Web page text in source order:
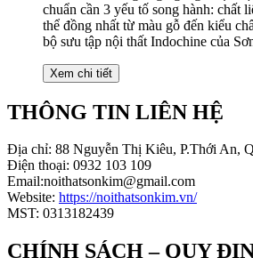
Xem chi tiết
THÔNG TIN LIÊN HỆ
Địa chỉ: 88 Nguyễn Thị Kiêu, P.Thới An,
Điện thoại: 0932 103 109
Email:noithatsonkim@gmail.com
Website: https://noithatsonkim.vn/
MST: 0313182439
CHÍNH SÁCH – QUY